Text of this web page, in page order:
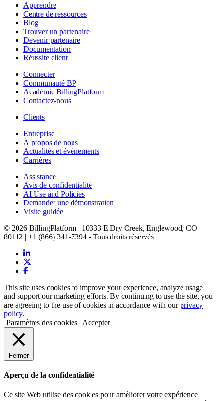
Apprendre
Centre de ressources
Blog
Trouver un partenaire
Devenir partenaire
Documentation
Réussite client
Connecter
Communauté BP
Académie BillingPlatform
Contactez-nous
Clients
Entreprise
À propos de nous
Actualités et événements
Carrières
Assistance
Avis de confidentialité
AI Use and Policies
Demander une démonstration
Visite guidée
© 2026 BillingPlatform | 10333 E Dry Creek, Englewood, CO
80112 | +1 (866) 341-7394 - Tous droits réservés
This site uses cookies to improve your experience, analyze usage
and support our marketing efforts. By continuing to use the site, you
are agreeing to the use of cookies in accordance with ourprivacy
policy.
Paramètres des cookies
Accepter
Fermer
Aperçu de la confidentialité
Ce site Web utilise des cookies pour améliorer votre expérience